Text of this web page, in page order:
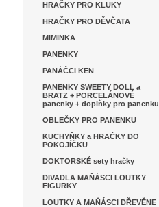
HRAČKY PRO KLUKY
HRAČKY PRO DĚVČATA
MIMINKA
PANENKY
PANÁČCI KEN
PANENKY SWEETY DOLL a
BRATZ + PORCELÁNOVÉ
panenky + doplňky pro panenku
OBLEČKY PRO PANENKU
KUCHYŇKY a HRAČKY DO
POKOJÍČKU
DOKTORSKÉ sety hračky
DIVADLA MAŇÁSCI LOUTKY
FIGURKY
LOUTKY A MAŇÁSCI DŘEVĚNE